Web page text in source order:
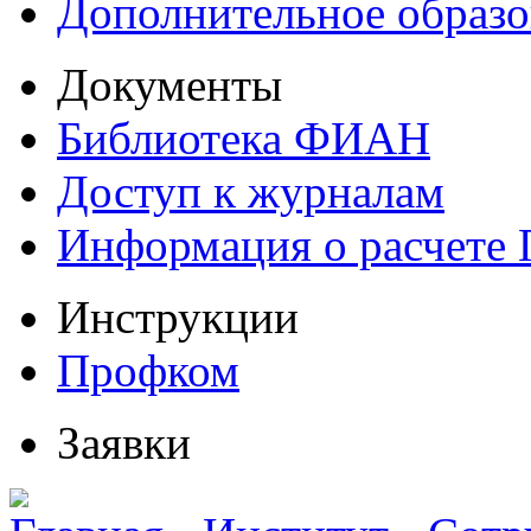
Дополнительное
Документы
Библиотека ФИАН
Доступ к журналам
Информация о
Инструкции
Профком
Заявки